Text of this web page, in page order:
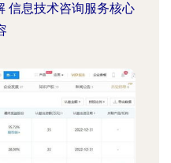
信息技术咨询服务核心